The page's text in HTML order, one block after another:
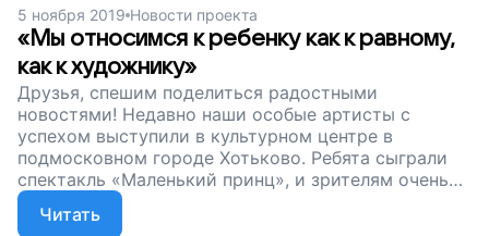
5 ноября 2019 Новости проекта
«Мы относимся к ребенку как к равному,
как к художнику»
Друзья, спешим поделиться радостными
новостями! Недавно наши особые артисты с
успехом выступили в культурном центре в
подмосковном городе Хотьково. Ребята сыграли
спектакль «Маленький принц», и зрителям очень
понравилась эта постановка. Со сцены все
расходились под крики «Браво!».
Читать